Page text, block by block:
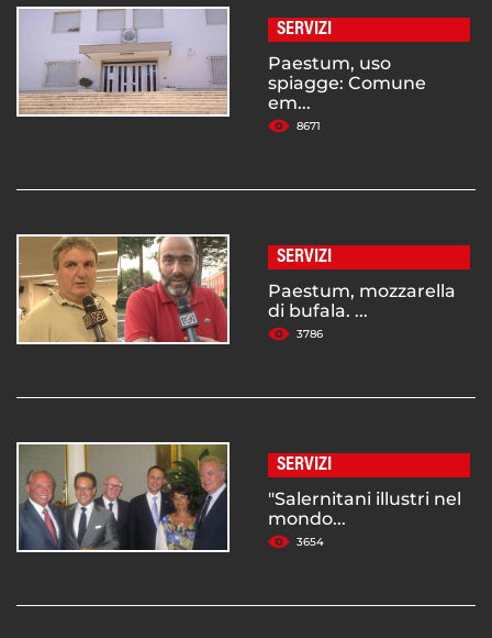
SERVIZI
Paestum, uso
spiagge: Comune
em...
8671
SERVIZI
Paestum, mozzarella
di bufala. ...
3786
SERVIZI
"Salernitani illustri nel
mondo...
3654